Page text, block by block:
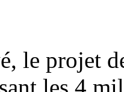
le projet
les 4